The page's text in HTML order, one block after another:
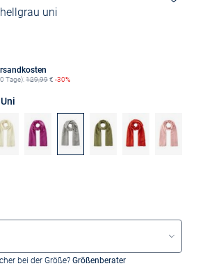
uni
Tage):129,99€ -30%
bei der Größe? Größenberater